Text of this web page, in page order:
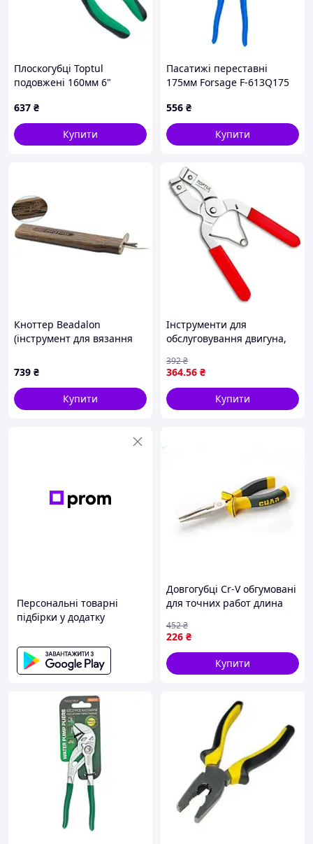
Плоскогубці Toptul
подовжені 160мм 6"
637 ₴
Купити
Пасатижі переставні
175мм Forsage F-613Q175
556 ₴
Купити
Кноттер Beadalon
(інструмент для вязання
739 ₴
Купити
Інструменти для
обслуговування двигуна,
150 мм, для демонтажу,
для поршньових кілець
TOPTUL JACA0515
364.56 ₴
392₴
Купити
Персональні товарні
підбірки у додатку
Довгогубці Cr-V обгумовані
для точних работ длина
рукоятками
226 ₴
452₴
Купити